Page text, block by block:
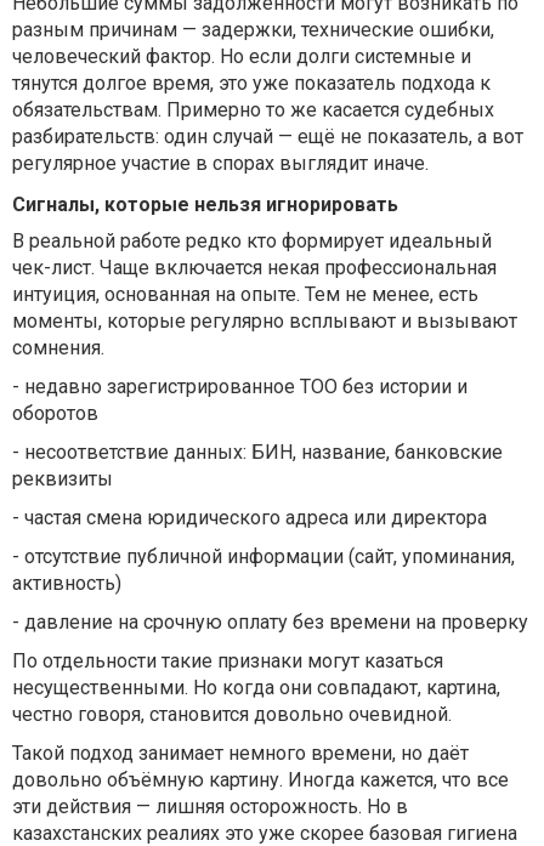
разным причинам — задержки, технические ошибки,
человеческий фактор. Но если долги системные и
тянутся долгое время, это уже показатель подхода к
обязательствам. Примерно то же касается судебных
разбирательств: один случай — ещё не показатель, а вот
регулярное участие в спорах выглядит иначе.
Сигналы, которые нельзя игнорировать
В реальной работе редко кто формирует идеальный
чек-лист. Чаще включается некая профессиональная
интуиция, основанная на опыте. Тем не менее, есть
моменты, которые регулярно всплывают и вызывают
сомнения.
- недавно зарегистрированное ТОО без истории и
оборотов
- несоответствие данных: БИН, название, банковские
реквизиты
- частая смена юридического адреса или директора
- отсутствие публичной информации (сайт, упоминания,
активность)
- давление на срочную оплату без времени на проверку
По отдельности такие признаки могут казаться
несущественными. Но когда они совпадают, картина,
честно говоря, становится довольно очевидной.
Такой подход занимает немного времени, но даёт
довольно объёмную картину. Иногда кажется, что все
эти действия — лишняя осторожность. Но в
казахстанских реалиях это уже скорее базовая гигиена